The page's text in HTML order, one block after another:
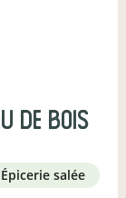
de bois
épicerie salée